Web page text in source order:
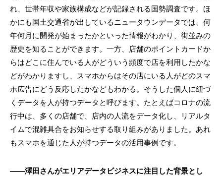
れ、世帯年収や家族構成などが記録される国勢調査です。ほ
かにも国土交通省が出しているニュータウンデータでは、何
年何月に開発が始まったかといった情報がわかり、街並みの
歴史を知ることができます。一方、店舗のポイントカードか
らはどこに住んでいる人がどういう頻度で店を利用したかな
どがわかりますし、スマホからはその店にいる人がどのスマ
ホ広告にどう反応したかなどもわかる。そうした個人に紐づ
くデータを人が持つデータと呼びます。たとえばコロナの流
行中は、多くの店舗で、店内の人流をデータ化し、リアルタ
イムで混雑具合をお知らせする取り組みがありました。あれ
もスマホを通じた人が持つデータの活用事例です。
――澤田さんがエリアデータビジネスに注目した背景とし